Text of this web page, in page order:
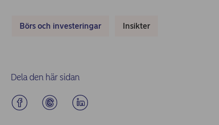
Börs och investeringar Insikter
Dela den här sidan